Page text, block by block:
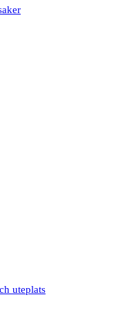
uteplats